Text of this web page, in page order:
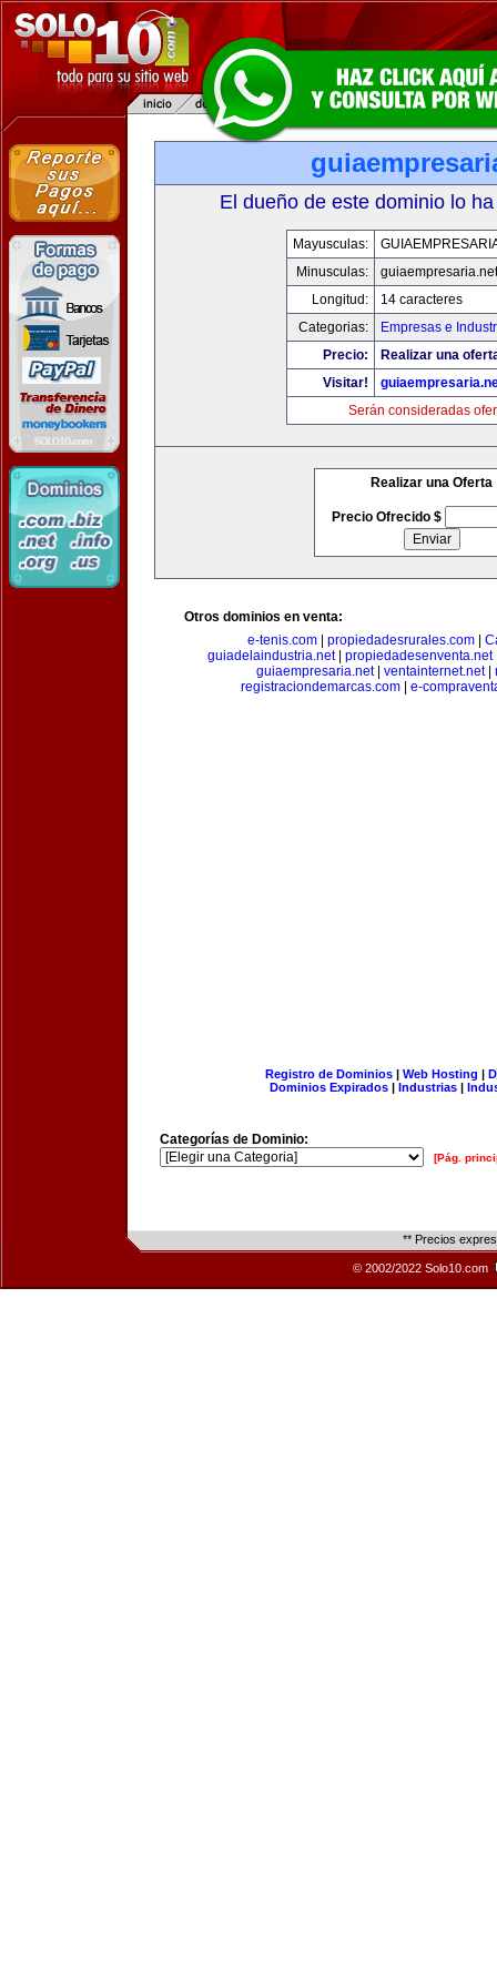
El dueño de este dominio lo
Mayusculas:
Minusculas:
guiaempresaria.net
Longitud:
14 caracteres
Categorias:
Empresas e
Precio:
Realizar una
Visitar!
Serán consideradas
Realizar una Oferta
Precio Ofrecido $
Otros dominios en venta:
e-tenis.com
propiedadesrurales.com
guiadelaindustria.net propiedadesenventa.net
guiaempresaria.net| ventainternet.net|
registraciondemarcas.com
e-
Registro de Dominios| Web Hosting |
Dominios Expirados | Industrias |
Categorías de Dominio:
[Pág.
** Precios
© 2002/2022 Solo10.com